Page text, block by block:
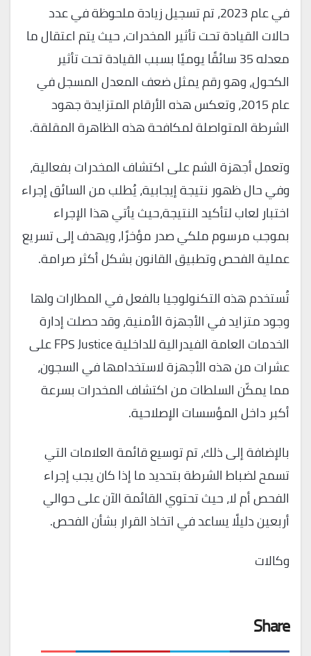
في عام 2023، تم تسجيل زيادة ملحوظة في عدد
حالات القيادة تحت تأثير المخدرات، حيث يتم اعتقال ما
معدله 35 سائقًا يوميًا بسبب القيادة تحت تأثير
الكحول، وهو رقم يمثل ضعف المعدل المسجل في
عام 2015، وتعكس هذه الأرقام المتزايدة جهود
الشرطة المتواصلة لمكافحة هذه الظاهرة المقلقة.
وتعمل أجهزة الشم على اكتشاف المخدرات بفعالية،
وفي حال ظهور نتيجة إيجابية، يُطلب من السائق إجراء
اختبار لعاب لتأكيد النتيجة،حيث يأتي هذا الإجراء
بموجب مرسوم ملكي صدر مؤخرًا، ويهدف إلى تسريع
عملية الفحص وتطبيق القانون بشكل أكثر صرامة.
تُستخدم هذه التكنولوجيا بالفعل في المطارات ولها
وجود متزايد في الأجهزة الأمنية، وقد حصلت إدارة
الخدمات العامة الفيدرالية للداخلية FPS Justice على
عشرات من هذه الأجهزة لاستخدامها في السجون،
مما يمكّن السلطات من اكتشاف المخدرات بسرعة
أكبر داخل المؤسسات الإصلاحية.
بالإضافة إلى ذلك، تم توسيع قائمة العلامات التي
تسمح لضباط الشرطة بتحديد ما إذا كان يجب إجراء
الفحص أم لا، حيث تحتوي القائمة الآن على حوالي
أربعين دليلًا يساعد في اتخاذ القرار بشأن الفحص.
وكالات
Share